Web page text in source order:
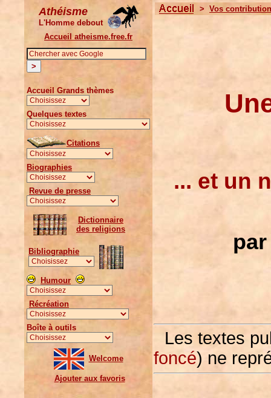
Athéisme
L'Homme debout
Accueil atheisme.free.fr
Accueil Grands thèmes
Quelques textes
Citations
Biographies
Revue de presse
Dictionnaire
des religions
Bibliographie
Humour
Récréation
Boîte à outils
Welcome
Ajouter aux favoris
> Vos
... et un
Les textes
foncé) ne